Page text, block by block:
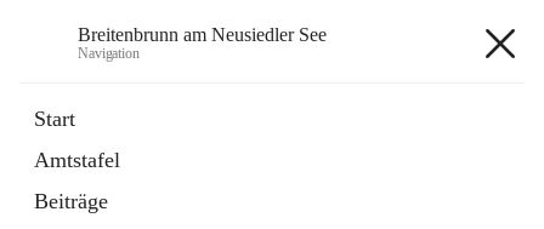
Breitenbrunn am Neusiedler See
Navigation
Start
Amtstafel
Beiträge
18 Schnellzugriffe